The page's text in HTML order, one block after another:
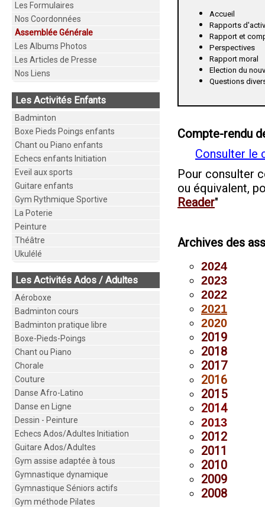
Les Formulaires
Nos Coordonnées
Assemblée Générale
Les Albums Photos
Les Articles de Presse
Nos Liens
Les Activités Enfants
Badminton
Boxe Pieds Poings enfants
Chant ou Piano enfants
Echecs enfants Initiation
Eveil aux sports
Guitare enfants
Gym Rythmique Sportive
La Poterie
Peinture
Théâtre
Ukulélé
Les Activités Ados / Adultes
Aéroboxe
Badminton cours
Badminton pratique libre
Boxe-Pieds-Poings
Chant ou Piano
Chorale
Couture
Danse Afro-Latino
Danse en Ligne
Dessin - Peinture
Echecs Ados/Adultes Initiation
Guitare Ados/Adultes
Gym assise adaptée à tous
Gymnastique dynamique
Gymnastique Séniors actifs
Gym méthode Pilates
Accueil
Rapports
Rapport et
Perspectives
Rapport moral
Election du
Questions
Compte-rendu
Consulter le
Pour consulter
ou équivalent,
Reader"
Archives des
2024
2023
2022
2021
2020
2019
2018
2017
2016
2015
2014
2013
2012
2011
2010
2009
2008